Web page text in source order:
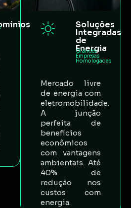
Soluções
Integradas
de
Energia
Grandes
Empresas
Homologadas
Mercado livre
de energia com
eletromobilidade.
A junção
perfeita de
benefícios
econômicos
com vantagens
ambientais. Até
40% de
redução nos
custos com
energia.